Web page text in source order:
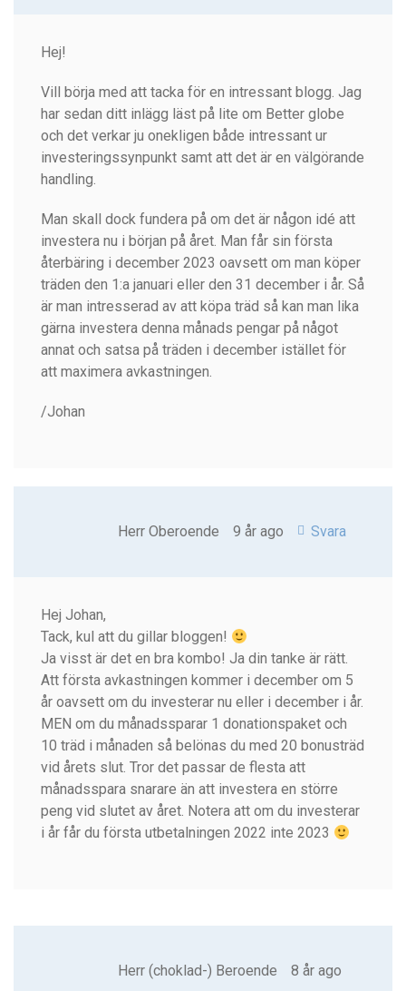
Hej!
Vill börja med att tacka för en intressant blogg. Jag
har sedan ditt inlägg läst på lite om Better globe
och det verkar ju onekligen både intressant ur
investeringssynpunkt samt att det är en välgörande
handling.
Man skall dock fundera på om det är någon idé att
investera nu i början på året. Man får sin första
återbäring i december 2023 oavsett om man köper
träden den 1:a januari eller den 31 december i år. Så
är man intresserad av att köpa träd så kan man lika
gärna investera denna månads pengar på något
annat och satsa på träden i december istället för
att maximera avkastningen.
/Johan
Herr Oberoende 9 år ago Svara
Hej Johan,
Tack, kul att du gillar bloggen!
Ja visst är det en bra kombo! Ja din tanke är rätt.
Att första avkastningen kommer i december om 5
år oavsett om du investerar nu eller i december i år.
MEN om du månadssparar 1 donationspaket och
10 träd i månaden så belönas du med 20 bonusträd
vid årets slut. Tror det passar de flesta att
månadsspara snarare än att investera en större
peng vid slutet av året. Notera att om du investerar
i år får du första utbetalningen 2022 inte 2023
Herr (choklad-) Beroende 8 år ago